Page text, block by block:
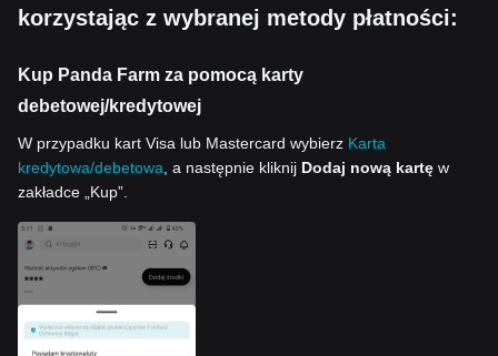
korzystając z wybranej metody płatności:
Kup Panda Farm za pomocą karty
debetowej/kredytowej
W przypadku kart Visa lub Mastercard wybierz Karta
kredytowa/debetowa , a następnie kliknij Dodaj nową kartę w
zakładce „Kup”.